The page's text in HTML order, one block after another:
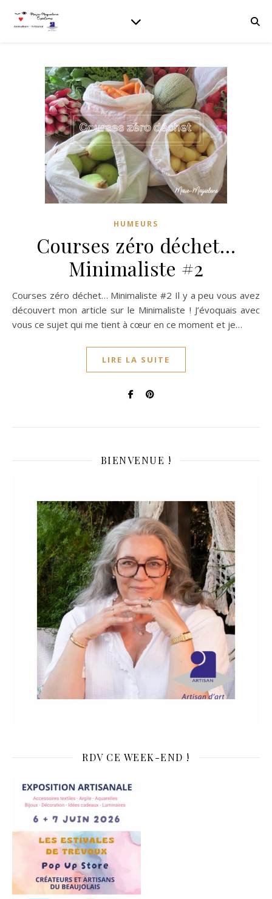
HUMEURS
Courses zéro déchet…
Minimaliste #2
Courses zéro déchet… Minimaliste #2 Il y a peu vous avez
découvert mon article sur le Minimaliste ! J’évoquais avec
vous ce sujet qui me tient à cœur en ce moment et je…
LIRE LA SUITE
BIENVENUE !
RDV CE WEEK-END !